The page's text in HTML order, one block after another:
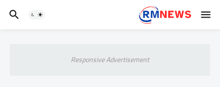
Responsive Advertisement